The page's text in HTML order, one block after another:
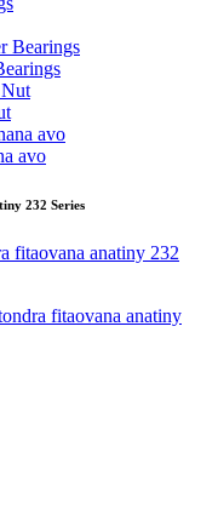
avo
232 Series